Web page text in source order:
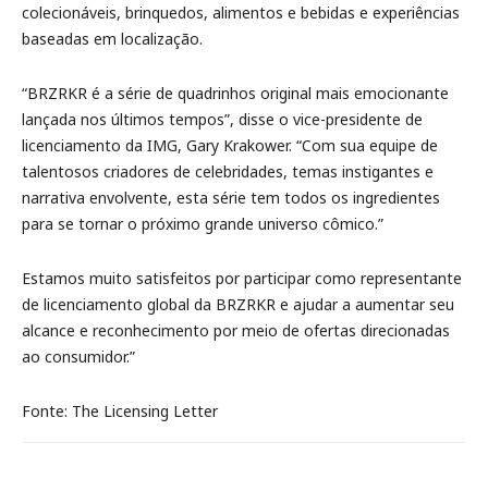
colecionáveis, brinquedos, alimentos e bebidas e experiências
baseadas em localização.
“BRZRKR é a série de quadrinhos original mais emocionante
lançada nos últimos tempos”, disse o vice-presidente de
licenciamento da IMG, Gary Krakower. “Com sua equipe de
talentosos criadores de celebridades, temas instigantes e
narrativa envolvente, esta série tem todos os ingredientes
para se tornar o próximo grande universo cômico.”
Estamos muito satisfeitos por participar como representante
de licenciamento global da BRZRKR e ajudar a aumentar seu
alcance e reconhecimento por meio de ofertas direcionadas
ao consumidor.”
Fonte: The Licensing Letter